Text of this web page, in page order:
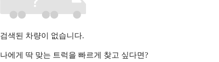
검색된 차량이 없습니다.
나에게 딱 맞는 트럭을 빠르게 찾고 싶다면?